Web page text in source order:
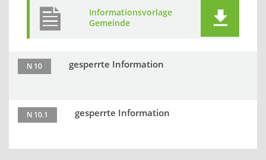
Informationsvorlage
Gemeinde
N 10 gesperrte Information
N 10.1 gesperrte Information